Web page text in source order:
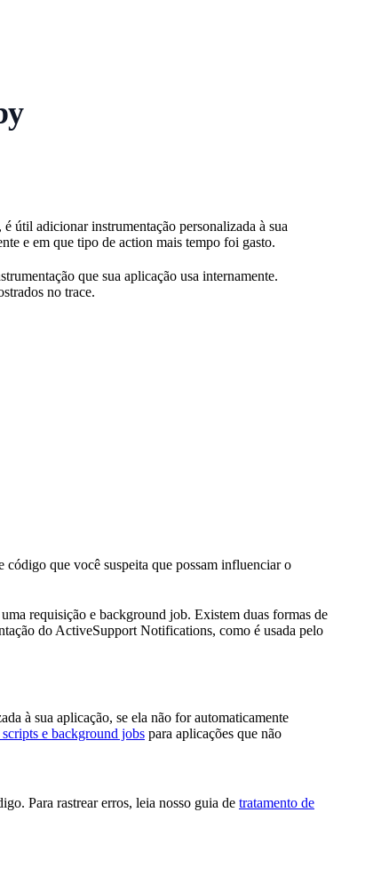
útil adicionar instrumentação personalizada à sua
e em que tipo de action mais tempo foi gasto.
que sua aplicação usa internamente.
no trace.
código que você suspeita que possam influenciar o
requisição e background job. Existem duas formas de
do ActiveSupport Notifications, como é usada pelo
à sua aplicação, se ela não for automaticamente
e background jobs para aplicações que não
Para rastrear erros, leia nosso guia de tratamento de